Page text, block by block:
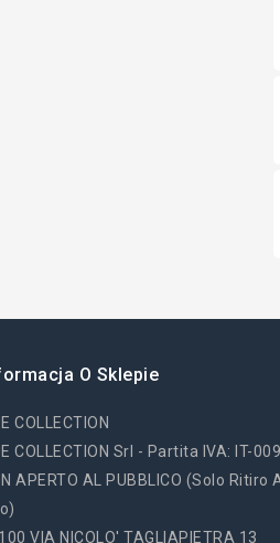
O Sklepie
COLLECTION
COLLECTION Srl - Partita IVA: IT-
APERTO AL PUBBLICO (solo Ritiro
VIA NICOLO' TAGLIAPIETRA 13